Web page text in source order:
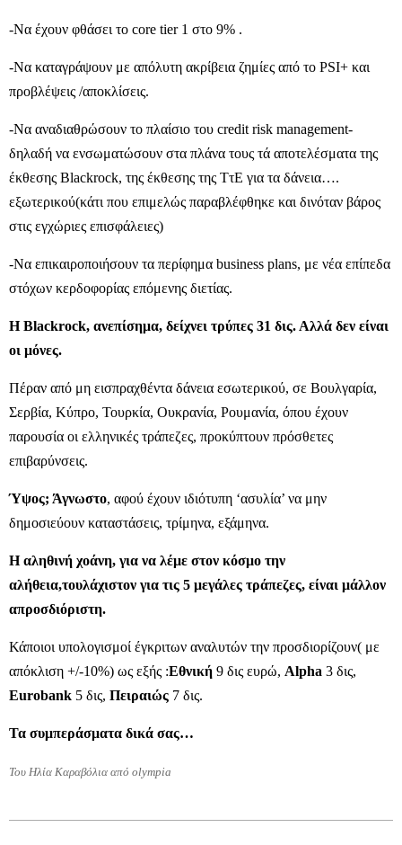
-Να έχουν φθάσει το core tier 1 στο 9% .
-Να καταγράψουν με απόλυτη ακρίβεια ζημίες από το PSI+ και
προβλέψεις /αποκλίσεις.
-Να αναδιαθρώσουν το πλαίσιο του credit risk management-
δηλαδή να ενσωματώσουν στα πλάνα τους τά αποτελέσματα της
έκθεσης Blackrock, της έκθεσης της ΤτΕ για τα δάνεια….
εξωτερικού(κάτι που επιμελώς παραβλέφθηκε και δινόταν βάρος
στις εγχώριες επισφάλειες)
-Να επικαιροποιήσουν τα περίφημα business plans, με νέα επίπεδα
στόχων κερδοφορίας επόμενης διετίας.
Η Blackrock, ανεπίσημα, δείχνει τρύπες 31 δις. Αλλά δεν είναι
οι μόνες.
Πέραν από μη εισπραχθέντα δάνεια εσωτερικού, σε Βουλγαρία,
Σερβία, Κύπρο, Τουρκία, Ουκρανία, Ρουμανία, όπου έχουν
παρουσία οι ελληνικές τράπεζες, προκύπτουν πρόσθετες
επιβαρύνσεις.
Ύψος; Άγνωστο, αφού έχουν ιδιότυπη ‘ασυλία’ να μην
δημοσιεύουν καταστάσεις, τρίμηνα, εξάμηνα.
Η αληθινή χοάνη, για να λέμε στον κόσμο την
αλήθεια,τουλάχιστον για τις 5 μεγάλες τράπεζες, είναι μάλλον
απροσδιόριστη.
Κάποιοι υπολογισμοί έγκριτων αναλυτών την προσδιορίζουν( με
απόκλιση +/-10%) ως εξής :Εθνική 9 δις ευρώ, Alpha 3 δις,
Eurobank 5 δις, Πειραιώς 7 δις.
Τα συμπεράσματα δικά σας…
Του Ηλία Καραβόλια από olympia